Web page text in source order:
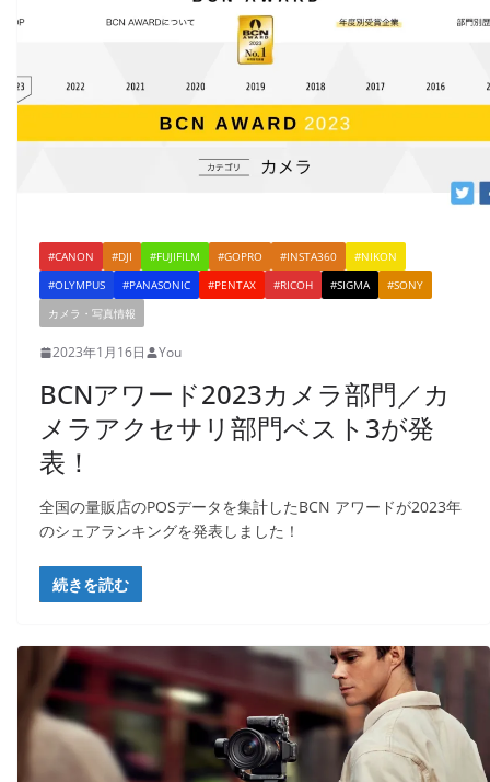
#CANON #DJI #FUJIFILM #GOPRO #INSTA360
#NIKON
#OLYMPUS
#PANASONIC #PENTAX #RICOH #SIGMA
#SONY
カメラ・写真情報
2023年1月16日 You
BCNアワード2023カメラ部門／カ
メラアクセサリ部門ベスト3が発
表！
全国の量販店のPOSデータを集計したBCN アワードが2023年
のシェアランキングを発表しました！
続きを読む